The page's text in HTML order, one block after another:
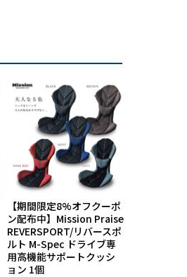
【期間限定8%オフクーポ
ン配布中】Mission Praise
REVERSPORT/リバースポ
ルト M-Spec ドライブ専
用高機能サポートクッシ
ョン 1個